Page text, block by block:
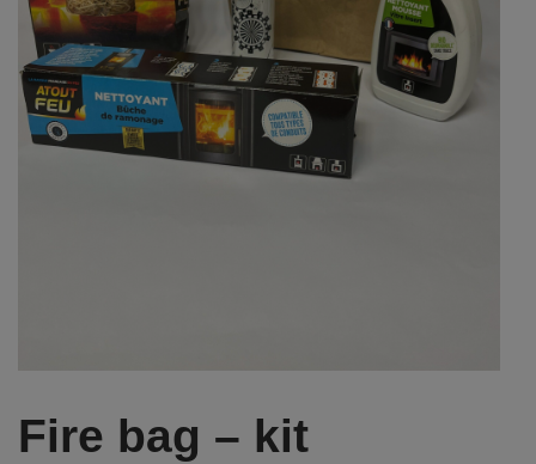
Fire bag – kit